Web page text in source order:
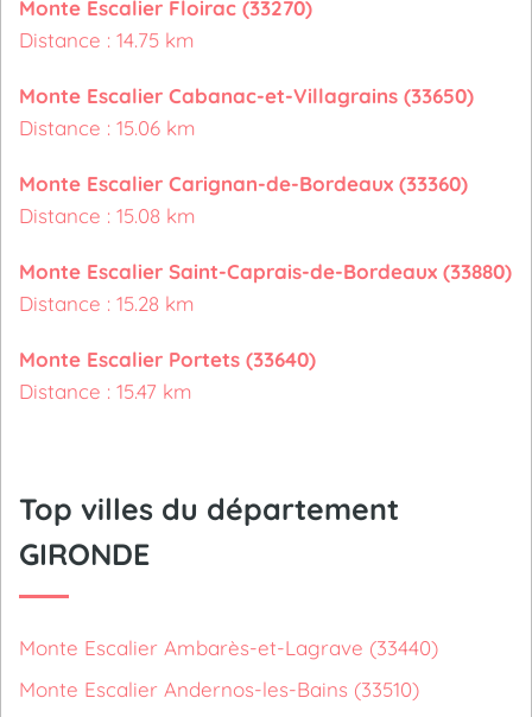
Monte Escalier Floirac (33270)
Distance : 14.75 km
Monte Escalier Cabanac-et-Villagrains (33650)
Distance : 15.06 km
Monte Escalier Carignan-de-Bordeaux (33360)
Distance : 15.08 km
Monte Escalier Saint-Caprais-de-Bordeaux (33880)
Distance : 15.28 km
Monte Escalier Portets (33640)
Distance : 15.47 km
Top villes du département
GIRONDE
Monte Escalier Ambarès-et-Lagrave (33440)
Monte Escalier Andernos-les-Bains (33510)